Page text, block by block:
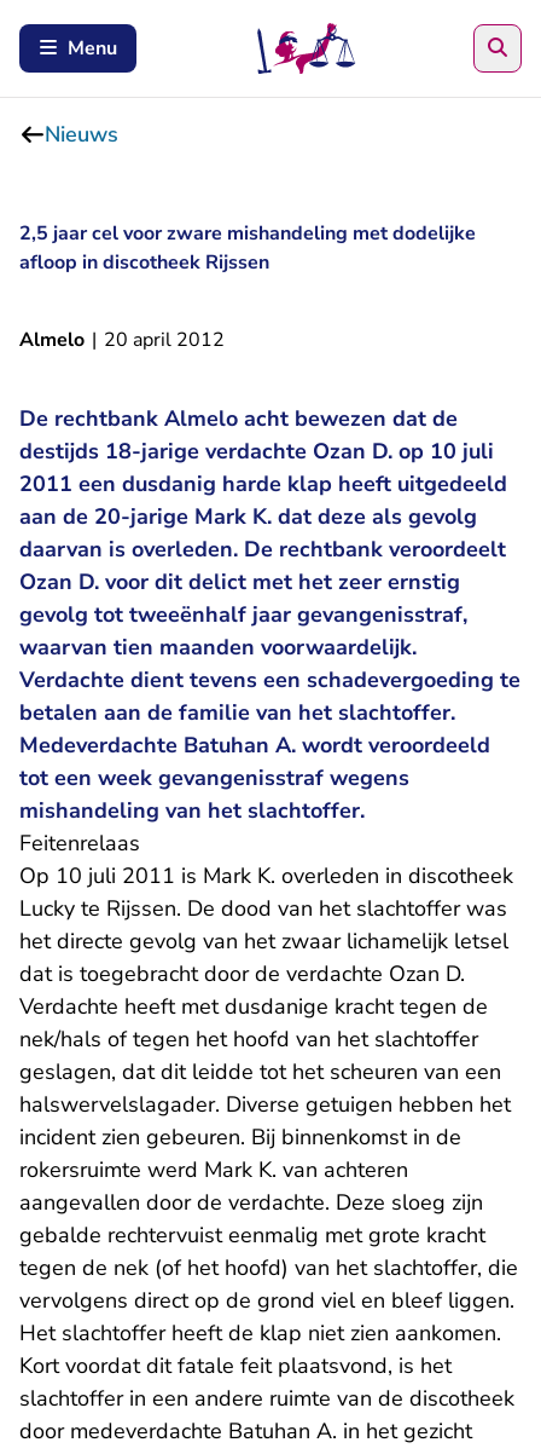
Menu
Nieuws
2,5 jaar cel voor zware mishandeling met dodelijke
afloop in discotheek Rijssen
Almelo | 20 april 2012
De rechtbank Almelo acht bewezen dat de
destijds 18-jarige verdachte Ozan D. op 10 juli
2011 een dusdanig harde klap heeft uitgedeeld
aan de 20-jarige Mark K. dat deze als gevolg
daarvan is overleden. De rechtbank veroordeelt
Ozan D. voor dit delict met het zeer ernstig
gevolg tot tweeënhalf jaar gevangenisstraf,
waarvan tien maanden voorwaardelijk.
Verdachte dient tevens een schadevergoeding te
betalen aan de familie van het slachtoffer.
Medeverdachte Batuhan A. wordt veroordeeld
tot een week gevangenisstraf wegens
mishandeling van het slachtoffer.
Feitenrelaas
Op 10 juli 2011 is Mark K. overleden in discotheek
Lucky te Rijssen. De dood van het slachtoffer was
het directe gevolg van het zwaar lichamelijk letsel
dat is toegebracht door de verdachte Ozan D.
Verdachte heeft met dusdanige kracht tegen de
nek/hals of tegen het hoofd van het slachtoffer
geslagen, dat dit leidde tot het scheuren van een
halswervelslagader. Diverse getuigen hebben het
incident zien gebeuren. Bij binnenkomst in de
rokersruimte werd Mark K. van achteren
aangevallen door de verdachte. Deze sloeg zijn
gebalde rechtervuist eenmalig met grote kracht
tegen de nek (of het hoofd) van het slachtoffer, die
vervolgens direct op de grond viel en bleef liggen.
Het slachtoffer heeft de klap niet zien aankomen.
Kort voordat dit fatale feit plaatsvond, is het
slachtoffer in een andere ruimte van de discotheek
door medeverdachte Batuhan A. in het gezicht